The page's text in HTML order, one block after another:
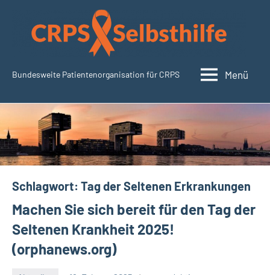
springen
CRPSSelbsthilfe.org
Bundesweite Patientenorganisation für CRPS Menü
Schlagwort: Tag der Seltenen Erkrankungen
Machen Sie sich bereit für den Tag der
Seltenen Krankheit 2025!
(orphanews.org)